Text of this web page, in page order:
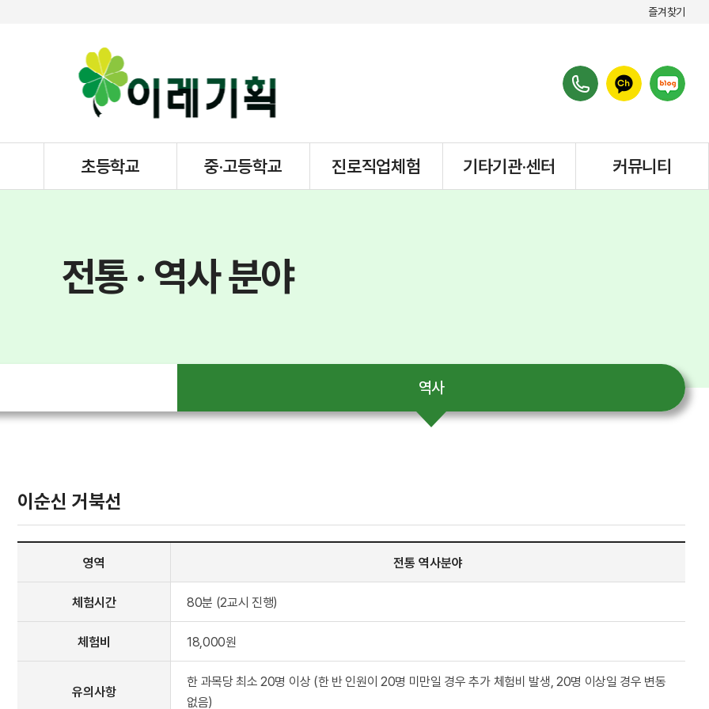
즐겨찾기
초등학교 중·고등학교 진로직업체험 기타기관·센터 커뮤니티
전통 · 역사 분야
역사
이순신 거북선
영역 전통 역사분야
체험시간 80분 (2교시 진행)
체험비 18,000원
유의사항
한 과목당 최소 20명 이상 (한 반 인원이 20명 미만일 경우 추가 체험비 발생, 20명 이상일 경우 변동
없음)